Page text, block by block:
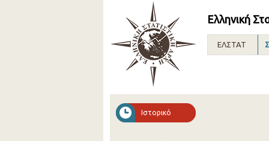
Ελληνική
ΕΛΣΤΑΤ
Ιστορικό